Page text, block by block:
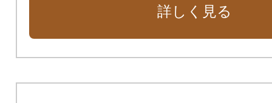
(6) 市民や地域づくり団体との協
民ぐるみのまちづくり等に関する事
(7) その他まちづくりに関する事業
詳しく見る